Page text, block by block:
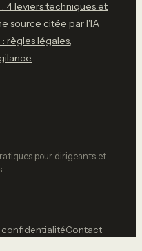
4 leviers techniques et
source citée par l'IA
règles légales,
pour dirigeants et
Contact